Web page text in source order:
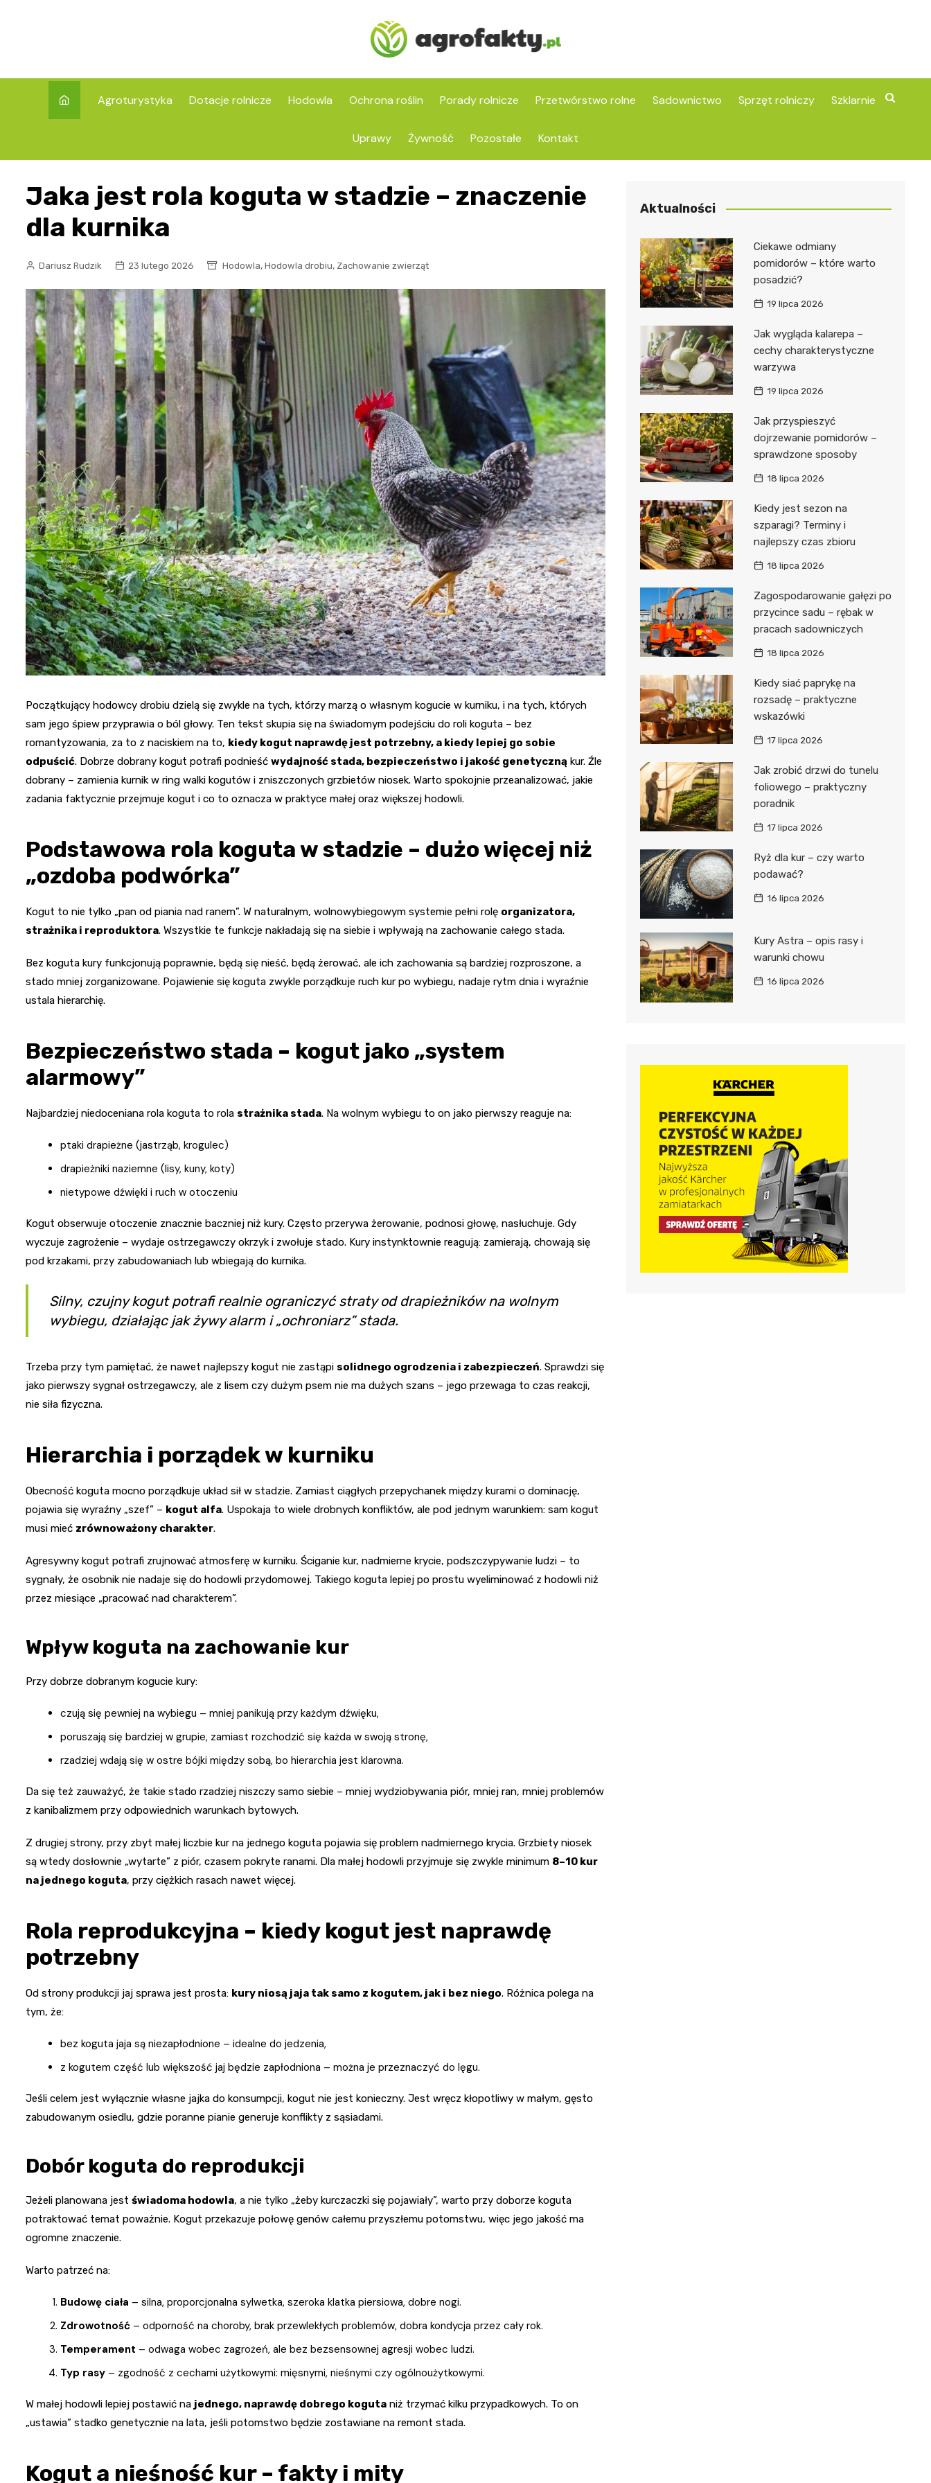
Agroturystyka Dotacje rolnicze Hodowla Ochrona roślin Porady rolnicze Przetwórstwo rolne Sadownictwo Sprzęt rolniczy Szklarnie
Uprawy Żywność Pozostałe Kontakt
Jaka jest rola koguta w stadzie – znaczenie
dla kurnika
Dariusz Rudzik 23 lutego 2026 Hodowla, Hodowla drobiu, Zachowanie zwierząt
Początkujący hodowcy drobiu dzielą się zwykle na tych, którzy marzą o własnym kogucie w kurniku, i na tych, których
sam jego śpiew przyprawia o ból głowy. Ten tekst skupia się na świadomym podejściu do roli koguta – bez
romantyzowania, za to z naciskiem na to, kiedy kogut naprawdę jest potrzebny, a kiedy lepiej go sobie
odpuścić. Dobrze dobrany kogut potrafi podnieść wydajność stada, bezpieczeństwo i jakość genetyczną kur. Źle
dobrany – zamienia kurnik w ring walki kogutów i zniszczonych grzbietów niosek. Warto spokojnie przeanalizować, jakie
zadania faktycznie przejmuje kogut i co to oznacza w praktyce małej oraz większej hodowli.
Podstawowa rola koguta w stadzie – dużo więcej niż
„ozdoba podwórka”
Kogut to nie tylko „pan od piania nad ranem”. W naturalnym, wolnowybiegowym systemie pełni rolę organizatora,
strażnika i reproduktora. Wszystkie te funkcje nakładają się na siebie i wpływają na zachowanie całego stada.
Bez koguta kury funkcjonują poprawnie, będą się nieść, będą żerować, ale ich zachowania są bardziej rozproszone, a
stado mniej zorganizowane. Pojawienie się koguta zwykle porządkuje ruch kur po wybiegu, nadaje rytm dnia i wyraźnie
ustala hierarchię.
Bezpieczeństwo stada – kogut jako „system
alarmowy”
Najbardziej niedoceniana rola koguta to rola strażnika stada. Na wolnym wybiegu to on jako pierwszy reaguje na:
ptaki drapieżne (jastrząb, krogulec)
drapieżniki naziemne (lisy, kuny, koty)
nietypowe dźwięki i ruch w otoczeniu
Kogut obserwuje otoczenie znacznie baczniej niż kury. Często przerywa żerowanie, podnosi głowę, nasłuchuje. Gdy
wyczuje zagrożenie – wydaje ostrzegawczy okrzyk i zwołuje stado. Kury instynktownie reagują: zamierają, chowają się
pod krzakami, przy zabudowaniach lub wbiegają do kurnika.
Silny, czujny kogut potrafi realnie ograniczyć straty od drapieżników na wolnym
wybiegu, działając jak żywy alarm i „ochroniarz” stada.
Trzeba przy tym pamiętać, że nawet najlepszy kogut nie zastąpi solidnego ogrodzenia i zabezpieczeń. Sprawdzi się
jako pierwszy sygnał ostrzegawczy, ale z lisem czy dużym psem nie ma dużych szans – jego przewaga to czas reakcji,
nie siła fizyczna.
Hierarchia i porządek w kurniku
Obecność koguta mocno porządkuje układ sił w stadzie. Zamiast ciągłych przepychanek między kurami o dominację,
pojawia się wyraźny „szef” – kogut alfa. Uspokaja to wiele drobnych konfliktów, ale pod jednym warunkiem: sam kogut
musi mieć zrównoważony charakter.
Agresywny kogut potrafi zrujnować atmosferę w kurniku. Ściganie kur, nadmierne krycie, podszczypywanie ludzi – to
sygnały, że osobnik nie nadaje się do hodowli przydomowej. Takiego koguta lepiej po prostu wyeliminować z hodowli niż
przez miesiące „pracować nad charakterem”.
Wpływ koguta na zachowanie kur
Przy dobrze dobranym kogucie kury:
czują się pewniej na wybiegu – mniej panikują przy każdym dźwięku,
poruszają się bardziej w grupie, zamiast rozchodzić się każda w swoją stronę,
rzadziej wdają się w ostre bójki między sobą, bo hierarchia jest klarowna.
Da się też zauważyć, że takie stado rzadziej niszczy samo siebie – mniej wydziobywania piór, mniej ran, mniej problemów
z kanibalizmem przy odpowiednich warunkach bytowych.
Z drugiej strony, przy zbyt małej liczbie kur na jednego koguta pojawia się problem nadmiernego krycia. Grzbiety niosek
są wtedy dosłownie „wytarte” z piór, czasem pokryte ranami. Dla małej hodowli przyjmuje się zwykle minimum 8–10 kur
na jednego koguta, przy ciężkich rasach nawet więcej.
Rola reprodukcyjna – kiedy kogut jest naprawdę
potrzebny
Od strony produkcji jaj sprawa jest prosta: kury niosą jaja tak samo z kogutem, jak i bez niego. Różnica polega na
tym, że:
bez koguta jaja są niezapłodnione – idealne do jedzenia,
z kogutem część lub większość jaj będzie zapłodniona – można je przeznaczyć do lęgu.
Jeśli celem jest wyłącznie własne jajka do konsumpcji, kogut nie jest konieczny. Jest wręcz kłopotliwy w małym, gęsto
zabudowanym osiedlu, gdzie poranne pianie generuje konflikty z sąsiadami.
Dobór koguta do reprodukcji
Jeżeli planowana jest świadoma hodowla, a nie tylko „żeby kurczaczki się pojawiały”, warto przy doborze koguta
potraktować temat poważnie. Kogut przekazuje połowę genów całemu przyszłemu potomstwu, więc jego jakość ma
ogromne znaczenie.
Warto patrzeć na:
Budowę ciała – silna, proporcjonalna sylwetka, szeroka klatka piersiowa, dobre nogi.
Zdrowotność – odporność na choroby, brak przewlekłych problemów, dobra kondycja przez cały rok.
Temperament – odwaga wobec zagrożeń, ale bez bezsensownej agresji wobec ludzi.
Typ rasy – zgodność z cechami użytkowymi: mięsnymi, nieśnymi czy ogólnoużytkowymi.
W małej hodowli lepiej postawić na jednego, naprawdę dobrego koguta niż trzymać kilku przypadkowych. To on
„ustawia” stadko genetycznie na lata, jeśli potomstwo będzie zostawiane na remont stada.
Kogut a nieśność kur – fakty i mity
Aktualności
Ciekawe odmiany
pomidorów – które warto
posadzić?
19 lipca 2026
Jak wygląda kalarepa –
cechy charakterystyczne
warzywa
19 lipca 2026
Jak przyspieszyć
dojrzewanie pomidorów –
sprawdzone sposoby
18 lipca 2026
Kiedy jest sezon na
szparagi? Terminy i
najlepszy czas zbioru
18 lipca 2026
Zagospodarowanie gałęzi po
przycince sadu – rębak w
pracach sadowniczych
18 lipca 2026
Kiedy siać paprykę na
rozsadę – praktyczne
wskazówki
17 lipca 2026
Jak zrobić drzwi do tunelu
foliowego – praktyczny
poradnik
17 lipca 2026
Ryż dla kur – czy warto
podawać?
16 lipca 2026
Kury Astra – opis rasy i
warunki chowu
16 lipca 2026